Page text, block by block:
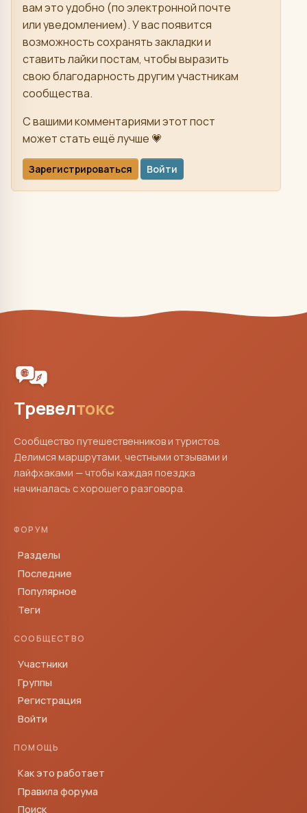
вам это удобно (по электронной почте
или уведомлением). У вас появится
возможность сохранять закладки и
ставить лайки постам, чтобы выразить
свою благодарность другим участникам
сообщества.
С вашими комментариями этот пост
может стать ещё лучше 💗
Зарегистрироваться Войти
Тревелтокс
Сообщество путешественников и туристов.
Делимся маршрутами, честными отзывами и
лайфхаками — чтобы каждая поездка
начиналась с хорошего разговора.
ФОРУМ
Разделы
Последние
Популярное
Теги
СООБЩЕСТВО
Участники
Группы
Регистрация
Войти
ПОМОЩЬ
Как это работает
Правила форума
Поиск